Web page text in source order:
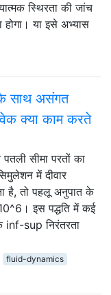
स्थिरता की जांच
या इसे अभ्यास
के साथ असंगत
क्या काम करते
सीमा परतों का
में दीवार
है, तो पहलू अनुपात के
इस पद्धति में कई
inf-sup निरंतरता
fluid-dynamics